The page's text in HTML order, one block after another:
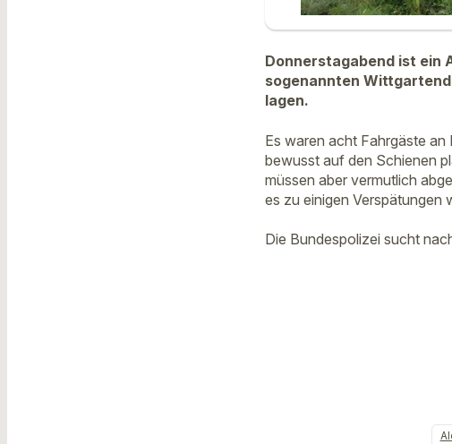
Donnerstagabend ist ein
sogenannten
lagen.
Es waren acht Fahrgäste
bewusst auf den Schienen
müssen aber vermutlich
es zu einigen Verspätungen
Die Bundespolizei sucht